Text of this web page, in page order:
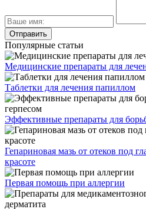
Популярные статьи
Медицинские препараты для
Таблетки для лечения папиллом
Эффективные препараты для
Гепариновая мазь от отеков под
красоте
Первая помощь при аллергии